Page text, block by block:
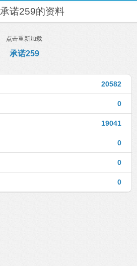
承诺259的资料
点击重新加载
承诺259
20582
0
19041
0
0
0